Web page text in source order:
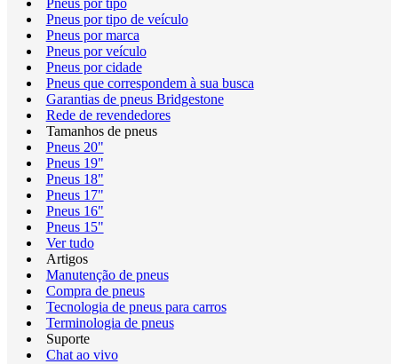
Pneus por tipo
Pneus por tipo de veículo
Pneus por marca
Pneus por veículo
Pneus por cidade
Pneus que correspondem à sua busca
Garantias de pneus Bridgestone
Rede de revendedores
Tamanhos de pneus
Pneus 20"
Pneus 19"
Pneus 18"
Pneus 17"
Pneus 16"
Pneus 15"
Ver tudo
Artigos
Manutenção de pneus
Compra de pneus
Tecnologia de pneus para carros
Terminologia de pneus
Suporte
Chat ao vivo